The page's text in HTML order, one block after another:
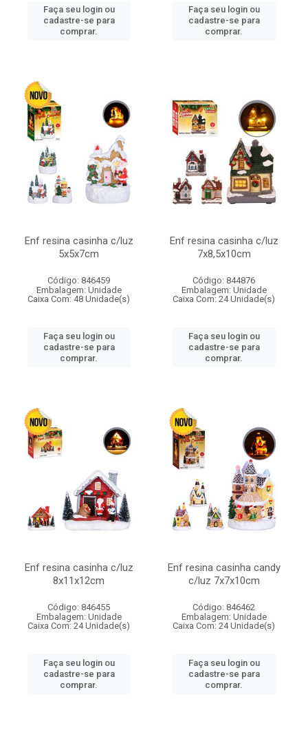
Faça seu login ou
cadastre-se para
comprar.
Faça seu login ou
cadastre-se para
comprar.
Enf resina casinha c/luz
5x5x7cm
Código: 846459
Embalagem: Unidade
Caixa Com: 48 Unidade(s)
Faça seu login ou
cadastre-se para
comprar.
Enf resina casinha c/luz
7x8,5x10cm
Código: 844876
Embalagem: Unidade
Caixa Com: 24 Unidade(s)
Faça seu login ou
cadastre-se para
comprar.
Enf resina casinha c/luz
8x11x12cm
Código: 846455
Embalagem: Unidade
Caixa Com: 24 Unidade(s)
Faça seu login ou
cadastre-se para
comprar.
Enf resina casinha candy
c/luz 7x7x10cm
Código: 846462
Embalagem: Unidade
Caixa Com: 24 Unidade(s)
Faça seu login ou
cadastre-se para
comprar.